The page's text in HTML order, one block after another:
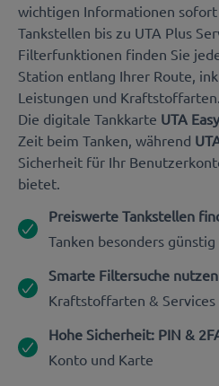
wichtigen Informationen
Tankstellen bis zu UTA Plus
Filterfunktionen finden Sie
Station entlang Ihrer Route,
Leistungen und Kraftstoffarten.
Die digitale Tankkarte UTA
Zeit beim Tanken, während
Sicherheit für Ihr
bietet.
Preiswerte Tankstellen
Tanken besonders
Smarte Filtersuche nutzen
Kraftstoffarten &
Hohe Sicherheit: PIN &
Konto und Karte